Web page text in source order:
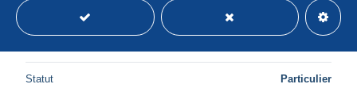
Elementi di diritto costituzionale Simone 2005
Statut Particulier